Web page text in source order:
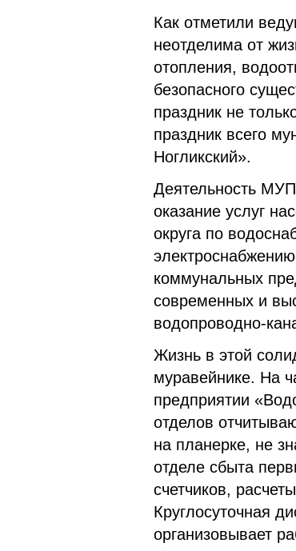
Как отметили
неотделима от
отопления,
безопасного
праздник не
праздник всего
Ногликский».
Деятельность
оказание услуг
округа по
коммунальных
современных и
водопроводно-
Жизнь в этой
муравейнике. На
предприятии
отделов
на планерке, не
отделе сбыта
счетчиков,
Круглосуточная
организовывает